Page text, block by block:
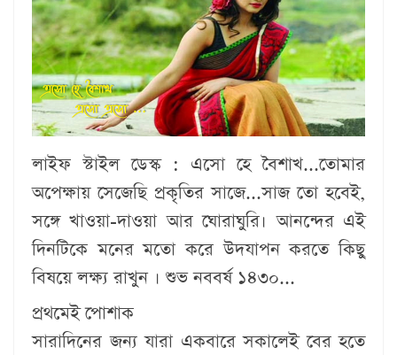
লাইফ স্টাইল ডেস্ক : এসো হে বৈশাখ...তোমার
অপেক্ষায় সেজেছি প্রকৃতির সাজে...সাজ তো হবেই,
সঙ্গে খাওয়া-দাওয়া আর ঘোরাঘুরি। আনন্দের এই
দিনটিকে মনের মতো করে উদযাপন করতে কিছু
বিষয়ে লক্ষ্য রাখুন । শুভ নববর্ষ ১৪৩০...
প্রথমেই পোশাক
সারাদিনের জন্য যারা একবারে সকালেই বের হতে